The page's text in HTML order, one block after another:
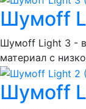
Шумоff
Шумоff Light 3 -
материал с
Шумоff